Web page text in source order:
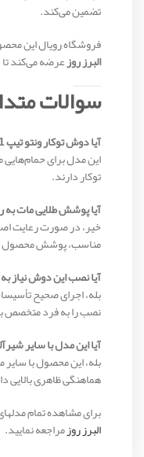
تضمین می‌کند.
فروشگاه رویال این
البرز روزعرضه می‌کند
سوالات
آیا دوش توکار ونتو تیپ 1 برای همه حمام‌ها مناسب است؟
این مدل برای
توکار دارند.
آیا پوشش طلایی مات
خیر، در صورت رعایت
مناسب، پوشش محصول
آیا نصب این دوش نیاز
بله، اجرای صحیح
نصب را به فرد متخصص
آیا این مدل با سایر
بله، این محصول با
هماهنگی ظاهری بالایی
برای مشاهده تمام
البرز روزمراجعه نمایید.